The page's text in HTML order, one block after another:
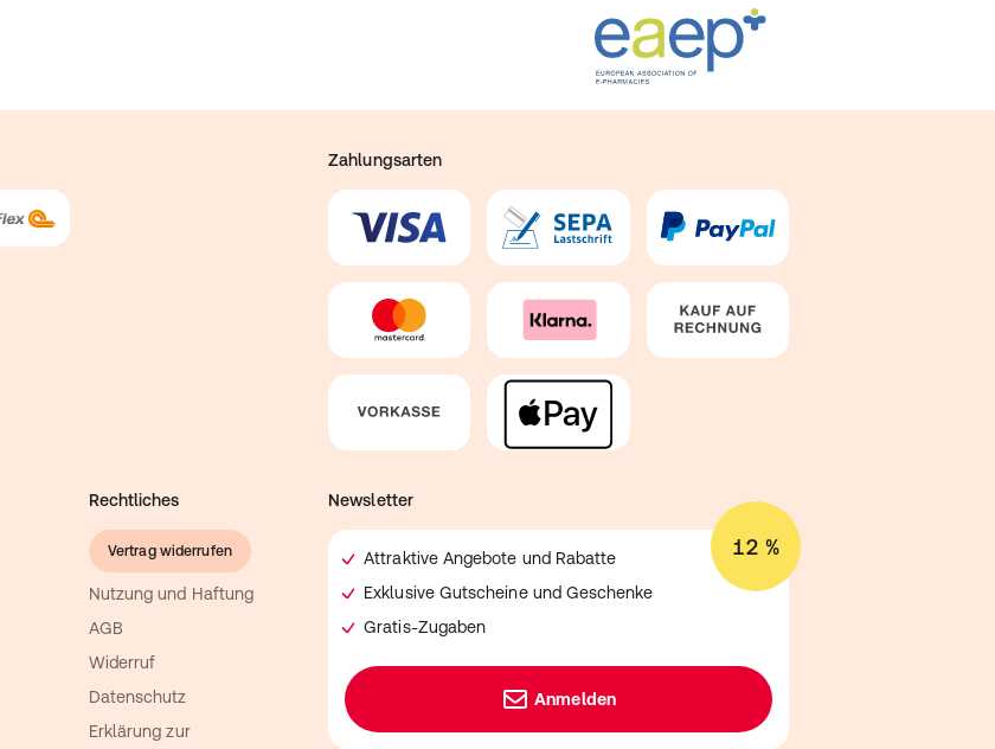
Zahlungsarten
Rechtliches
Vertrag widerrufen
Nutzung und Haftung
AGB
Widerruf
Datenschutz
Erklärung zur
Newsletter
12 %
Attraktive Angebote und Rabatte
Exklusive Gutscheine und Geschenke
Gratis-Zugaben
Anmelden